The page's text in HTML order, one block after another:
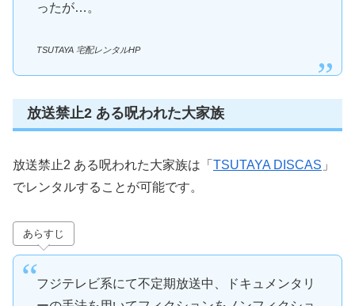
ったが…。
TSUTAYA 宅配レンタルHP
放送禁止2 ある呪われた大家族
放送禁止2 ある呪われた大家族は「 TSUTAYA DISCAS 」
でレンタルすることが可能です。
あらすじ
フジテレビ系にて不定期放送中、ドキュメンタリ